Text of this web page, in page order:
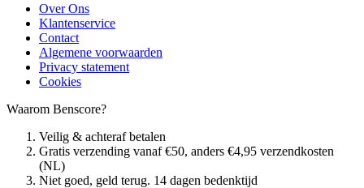
Over Ons
Klantenservice
Contact
Algemene voorwaarden
Privacy statement
Cookies
Waarom Benscore?
Veilig & achteraf betalen
Gratis verzending vanaf €50, anders €4,95 verzendkosten
(NL)
Niet goed, geld terug. 14 dagen bedenktijd